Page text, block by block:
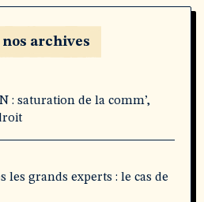
nos archives
: saturation de la comm’,
les grands experts : le cas de